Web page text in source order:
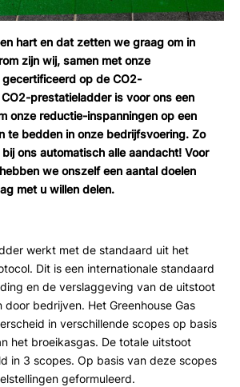
hart en dat zetten we graag om in
zijn wij, samen met onze
op de CO2-
prestatieladder is voor ons een
onze reductie-inspanningen op een
te bedden in onze bedrijfsvoering. Zo
ons automatisch alle aandacht! Voor
we onszelf een aantal doelen
met u willen delen.
werkt met de standaard uit het
Dit is een internationale standaard
en de verslaggeving van de uitstoot
bedrijven. Het Greenhouse Gas
in verschillende scopes op basis
het broeikasgas. De totale uitstoot
in 3 scopes. Op basis van deze scopes
geformuleerd.